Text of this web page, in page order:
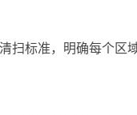
扫标准，明确每个区